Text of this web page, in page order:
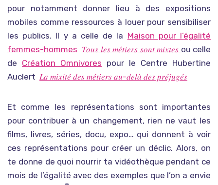
pour notamment donner lieu à des expositions
mobiles comme ressources à louer pour sensibiliser
les publics. Il y a celle de la Maison pour l’égalité
femmes-hommes 𝑇𝑜𝑢𝑠 𝑙𝑒𝑠 𝑚𝑒́𝑡𝑖𝑒𝑟𝑠 𝑠𝑜𝑛𝑡 𝑚𝑖𝑥𝑡𝑒𝑠 ou celle
de Création Omnivores pour le Centre Hubertine
Auclert 𝐿𝑎 𝑚𝑖𝑥𝑖𝑡𝑒́ 𝑑𝑒𝑠 𝑚𝑒́𝑡𝑖𝑒𝑟𝑠 𝑎𝑢-𝑑𝑒𝑙𝑎̀ 𝑑𝑒𝑠 𝑝𝑟𝑒́𝑗𝑢𝑔𝑒́𝑠
Et comme les représentations sont importantes
pour contribuer à un changement, rien ne vaut les
films, livres, séries, docu, expo… qui donnent à voir
ces représentations pour créer un déclic. Alors, on
te donne de quoi nourrir ta vidéothèque pendant ce
mois de l’égalité avec des exemples que l’on a envie